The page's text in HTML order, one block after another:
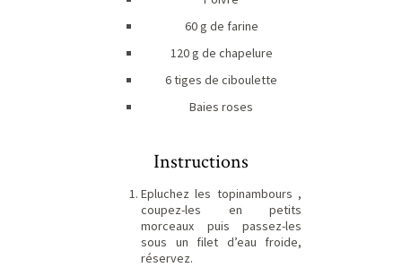
60 g de farine
120 g de chapelure
6 tiges de ciboulette
Baies roses
Instructions
Epluchez les topinambours ,
coupez-les en petits
morceaux puis passez-les
sous un filet d’eau froide,
réservez.